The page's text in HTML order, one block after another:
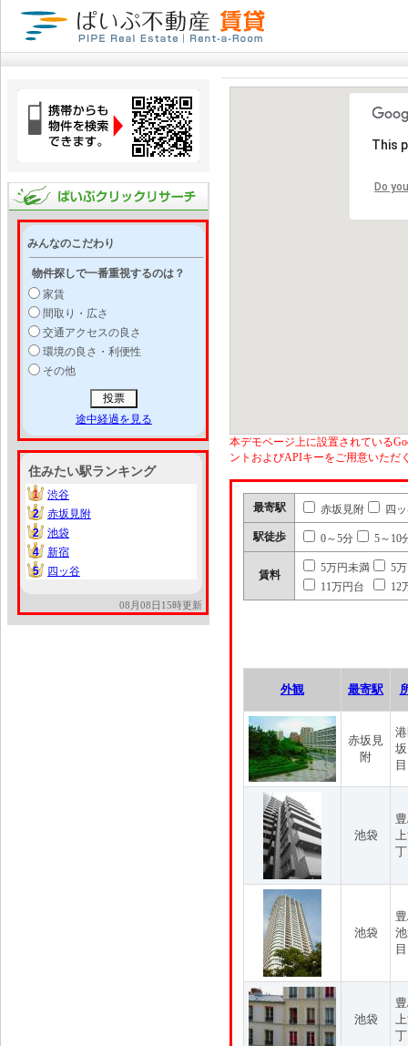
みんなのこだわり
物件探しで一番重視するのは？
家賃
間取り・広さ
交通アクセスの良さ
環境の良さ・利便性
その他
途中経過を見る
住みたい駅ランキング
1
1
渋谷
2
2
赤坂見附
2
2
池袋
4
4
新宿
5
5 四ッ谷
08月08日15時更新
This
Do
本デモページ上に設置されている
ントおよびAPIキーをご用意いただ
最寄駅 赤坂見附 四
駅徒歩 0～5分 5～10
賃料
5万円未満
5
11万円台
12
外観 最寄駅
赤坂見
附
目
池袋
池袋
目
池袋